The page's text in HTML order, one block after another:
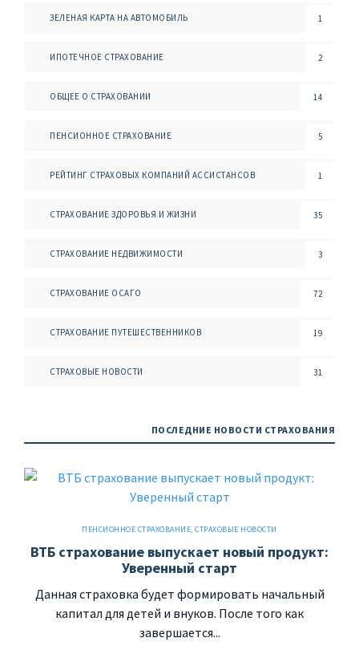
ЗЕЛЕНАЯ КАРТА НА АВТОМОБИЛЬ 1
ИПОТЕЧНОЕ СТРАХОВАНИЕ 2
ОБЩЕЕ О СТРАХОВАНИИ 14
ПЕНСИОННОЕ СТРАХОВАНИЕ 5
РЕЙТИНГ СТРАХОВЫХ КОМПАНИЙ АССИСТАНСОВ 1
СТРАХОВАНИЕ ЗДОРОВЬЯ И ЖИЗНИ 35
СТРАХОВАНИЕ НЕДВИЖИМОСТИ 3
СТРАХОВАНИЕ ОСАГО 72
СТРАХОВАНИЕ ПУТЕШЕСТВЕННИКОВ 19
СТРАХОВЫЕ НОВОСТИ 31
ПОСЛЕДНИЕ НОВОСТИ СТРАХОВАНИЯ
ПЕНСИОННОЕ СТРАХОВАНИЕ,СТРАХОВЫЕ НОВОСТИ
ВТБ страхование выпускает новый продукт:
Уверенный старт
Данная страховка будет формировать начальный
капитал для детей и внуков. После того как
завершается...